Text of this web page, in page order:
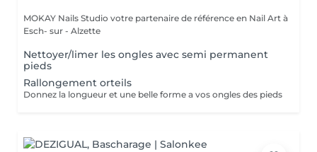
MOKAY Nails Studio votre partenaire de référence en Nail Art à
Esch- sur - Alzette
Nettoyer/limer les ongles avec semi permanent
pieds
Rallongement orteils
Donnez la longueur et une belle forme a vos ongles des pieds